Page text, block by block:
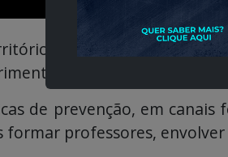
seguro, onde o
Onde os colegas
de prevenção, em
formar professores,